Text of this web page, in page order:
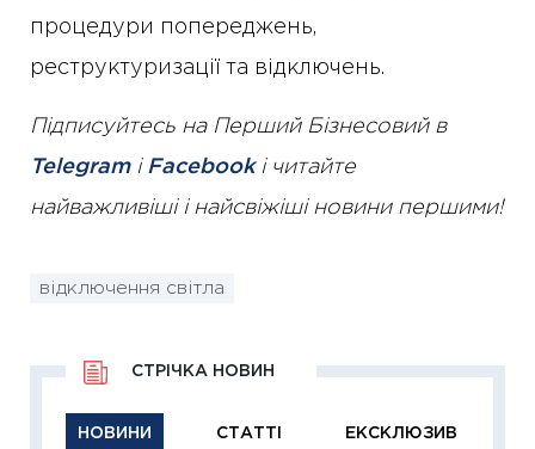
процедури попереджень,
реструктуризації та відключень.
Підписуйтесь на Перший Бізнесовий в
Telegramі Facebookі читайте
найважливіші і найсвіжіші новини першими!
відключення світла
НОВИНИ СТАТТІ ЕКСКЛЮЗИВ
СТРІЧКА НОВИН